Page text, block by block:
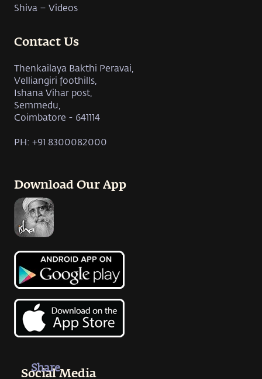
Share
Shiva – Videos
Contact Us
Thenkailaya Bakthi Peravai,
Velliangiri foothills,
Ishana Vihar post,
Semmedu,
Coimbatore - 641114
PH: +91 8300082000
Download Our App
Social Media